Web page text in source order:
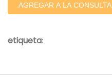
AGREGAR A LA CONSULTA
etiqueta: